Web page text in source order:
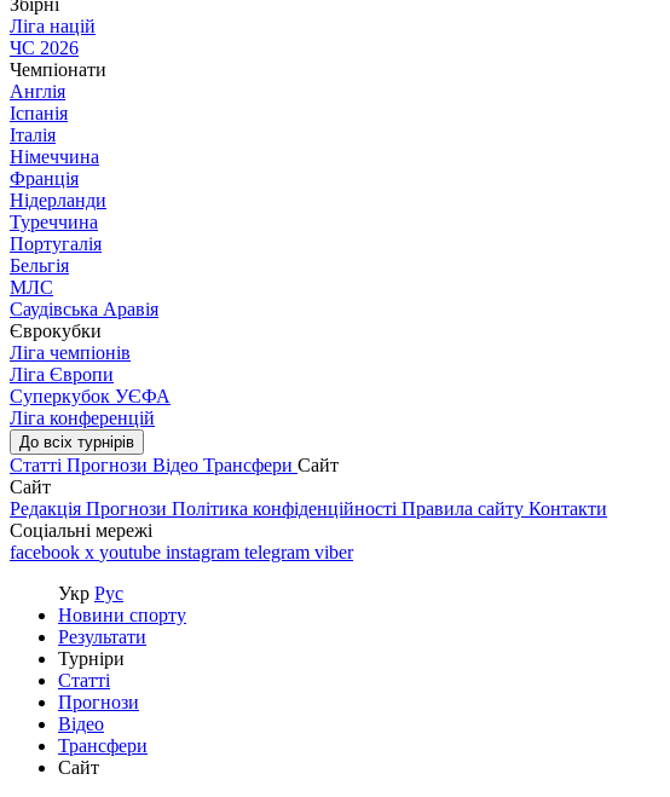
Збірні
Ліга націй
ЧС 2026
Чемпіонати
Англія
Іспанія
Італія
Німеччина
Франція
Нідерланди
Туреччина
Португалія
Бельгія
МЛС
Саудівська Аравія
Єврокубки
Ліга чемпіонів
Ліга Європи
Суперкубок УЄФА
Ліга конференцій
До всіх турнірів
Статті Прогнози Відео Трансфери Сайт
Сайт
Редакція Прогнози Політика конфіденційності Правила сайту Контакти
Соціальні мережі
facebook x youtube instagram telegram viber
Укр Рус
Новини спорту
Результати
Турніри
Статті
Прогнози
Відео
Трансфери
Сайт